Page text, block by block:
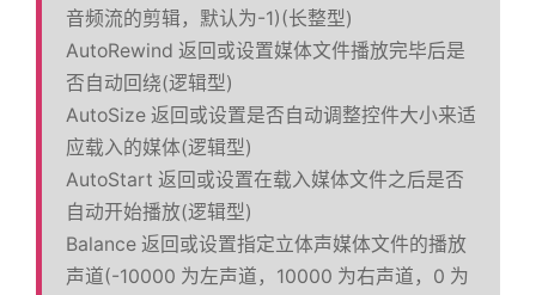
音频流的剪辑，默认为-1)(长整型)
AutoRewind 返回或设置媒体文件播放完毕后是
否自动回绕(逻辑型)
AutoSize 返回或设置是否自动调整控件大小来适
应载入的媒体(逻辑型)
AutoStart 返回或设置在载入媒体文件之后是否
自动开始播放(逻辑型)
Balance 返回或设置指定立体声媒体文件的播放
声道(-10000 为左声道，10000 为右声道，0 为